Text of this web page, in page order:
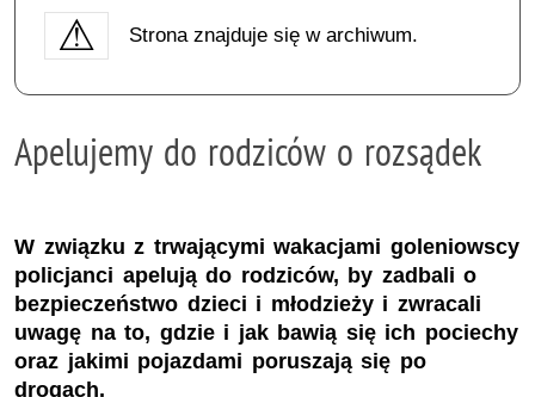
Strona znajduje się w archiwum.
Apelujemy do rodziców o rozsądek
W związku z trwającymi wakacjami goleniowscy
policjanci apelują do rodziców, by zadbali o
bezpieczeństwo dzieci i młodzieży i zwracali
uwagę na to, gdzie i jak bawią się ich pociechy
oraz jakimi pojazdami poruszają się po
drogach.